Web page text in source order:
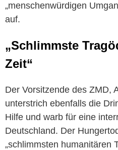
„menschenwürdigen
auf.
„Schlimmste
Zeit“
Der Vorsitzende des ZMD,
unterstrich ebenfalls die
Hilfe und warb für eine
Deutschland. Der
„schlimmsten humanitären